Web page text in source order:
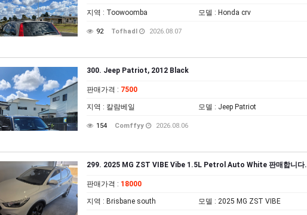
지역 : Toowoomba 모델 : Honda crv
92 Tofhadl 2026.08.07
300. Jeep Patriot, 2012 Black
판매가격 : 7500
지역 : 칼람베일 모델 : Jeep Patriot
154 Comffyy 2026.08.06
299. 2025 MG ZST VIBE Vibe 1.5L Petrol Auto White 판매합니다.
판매가격 : 18000
지역 : Brisbane south 모델 : 2025 MG ZST VIBE